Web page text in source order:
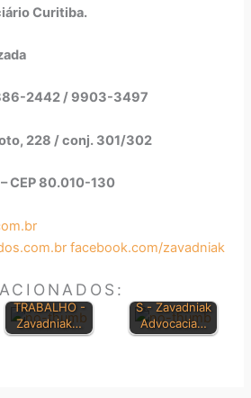
Curitiba.
2442 / 9903-3497
228 / conj. 301/302
CEP 80.010-130
facebook.com/zavadniak
DO
TRABALHO -
Zavadniak…
PRINCIPAIS
S - Zavadniak
Advocacia…